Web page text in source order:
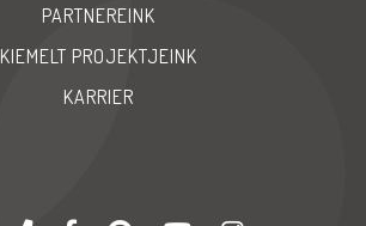
PARTNEREINK
KIEMELT PROJEKTJEINK
KARRIER